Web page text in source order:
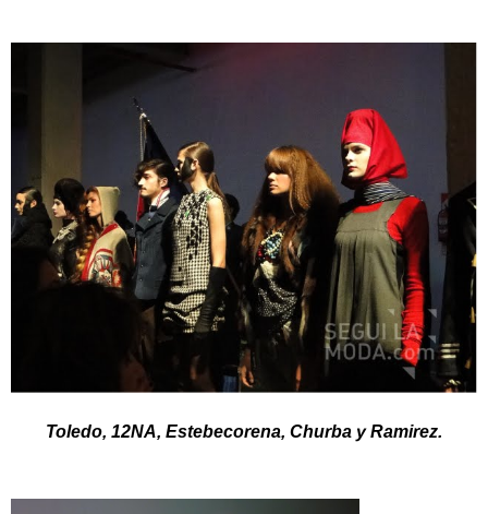
Toledo, 12NA, Estebecorena, Churba y Ramirez.